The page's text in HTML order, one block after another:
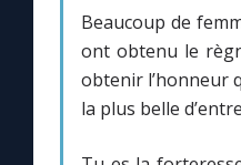
Beaucoup de
ont obtenu le
obtenir l’honneur
la plus belle